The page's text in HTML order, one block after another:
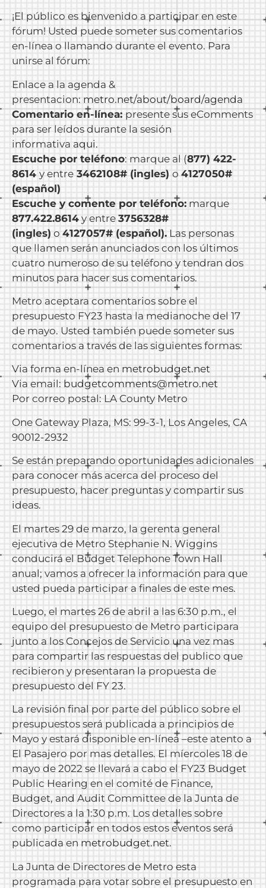
¡El público es bienvenido a participar en este
fórum! Usted puede someter sus comentarios
en-línea o llamando durante el evento. Para
unirse al fórum:
Enlace a la agenda &
presentacion: metro.net/about/board/agenda
Comentario en-línea: presente sus eComments
para ser leídos durante la sesión
informativa aqui.
Escuche por teléfono: marque al (877) 422-
8614 y entre 3462108# (ingles) o 4127050#
(español)
Escuche y comente por teléfono: marque
877.422.8614 y entre 3756328#
(ingles) o 4127057# (español). Las personas
que llamen serán anunciados con los últimos
cuatro numeroso de su teléfono y tendran dos
minutos para hacer sus comentarios.
Metro aceptara comentarios sobre el
presupuesto FY23 hasta la medianoche del 17
de mayo. Usted también puede someter sus
comentarios a través de las siguientes formas:
Via forma en-línea en metrobudget.net
Via email: budgetcomments@metro.net
Por correo postal: LA County Metro
One Gateway Plaza, MS: 99-3-1, Los Angeles, CA
90012-2932
Se están preparando oportunidades adicionales
para conocer más acerca del proceso del
presupuesto, hacer preguntas y compartir sus
ideas.
El martes 29 de marzo, la gerenta general
ejecutiva de Metro Stephanie N. Wiggins
conducirá el Budget Telephone Town Hall
anual; vamos a ofrecer la información para que
usted pueda participar a finales de este mes.
Luego, el martes 26 de abril a las 6:30 p.m., el
equipo del presupuesto de Metro participara
junto a los Concejos de Servicio una vez mas
para compartir las respuestas del publico que
recibieron y presentaran la propuesta de
presupuesto del FY 23.
La revisión final por parte del público sobre el
presupuestos será publicada a principios de
Mayo y estará disponible en-línea –este atento a
El Pasajero por mas detalles. El míercoles 18 de
mayo de 2022 se llevará a cabo el FY23 Budget
Public Hearing en el comité de Finance,
Budget, and Audit Committee de la Junta de
Directores a la 1:30 p.m. Los detalles sobre
como participar en todos estos eventos será
publicada en metrobudget.net.
La Junta de Directores de Metro esta
programada para votar sobre el presupuesto en